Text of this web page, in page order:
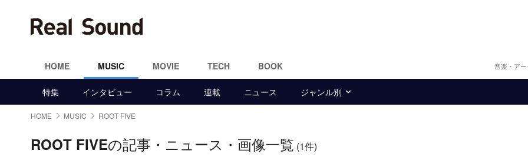
HOME MUSIC MOVIE TECH BOOK 音楽・ア
特集 インタビュー コラム 連載 ニュース ジャンル別
HOME MUSIC ROOT FIVE
ROOT FIVEの記事・ニュース・画像一覧 (1件)